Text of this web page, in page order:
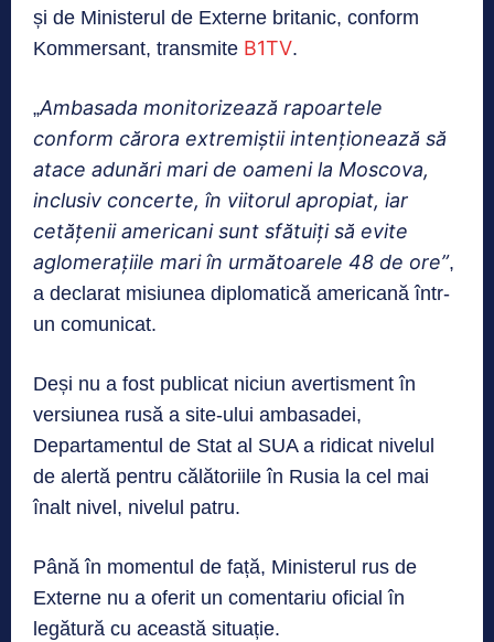
și de Ministerul de Externe britanic, conform
Kommersant, transmite B1TV.
„Ambasada monitorizează rapoartele
conform cărora extremiștii intenționează să
atace adunări mari de oameni la Moscova,
inclusiv concerte, în viitorul apropiat, iar
cetățenii americani sunt sfătuiți să evite
aglomerațiile mari în următoarele 48 de ore”,
a declarat misiunea diplomatică americană într-
un comunicat.
Deși nu a fost publicat niciun avertisment în
versiunea rusă a site-ului ambasadei,
Departamentul de Stat al SUA a ridicat nivelul
de alertă pentru călătoriile în Rusia la cel mai
înalt nivel, nivelul patru.
Până în momentul de față, Ministerul rus de
Externe nu a oferit un comentariu oficial în
legătură cu această situație.